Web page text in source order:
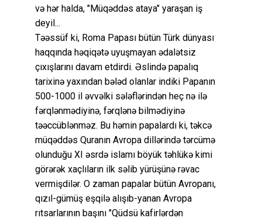
və hər halda, "Müqəddəs ataya" yaraşan iş
deyil...
Təəssüf ki, Roma Papası bütün Türk dünyası
haqqında həqiqətə uyuşmayan ədalətsiz
çıxışlarını davam etdirdi. Əslində papalıq
tarixinə yaxından bələd olanlar indiki Papanın
500-1000 il əvvəlki sələflərindən heç nə ilə
fərqlənmədiyinə, fərqlənə bilmədiyinə
təəccüblənməz. Bu həmin papalardı ki, təkcə
müqəddəs Quranın Avropa dillərində tərcümə
olunduğu XI əsrdə islamı böyük təhlükə kimi
görərək xaçlıların ilk səlib yürüşünə rəvac
vermişdilər. O zaman papalar bütün Avropanı,
qızıl-gümüş eşqilə alışıb-yanan Avropa
rıtsarlarının başını "Qüdsü kafirlərdən